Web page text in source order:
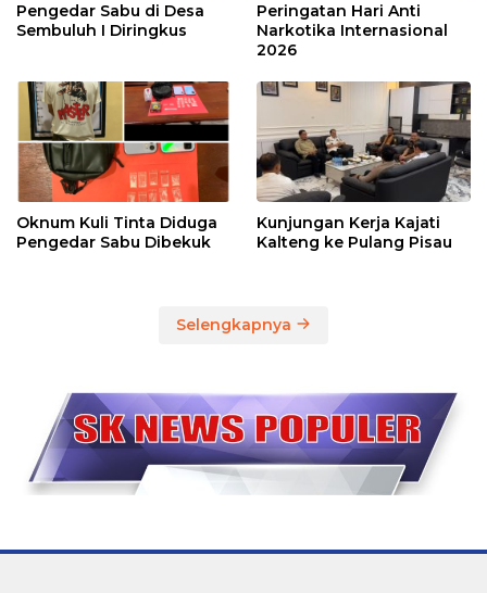
Pengedar Sabu di Desa
Sembuluh I Diringkus
Peringatan Hari Anti
Narkotika Internasional
2026
Oknum Kuli Tinta Diduga
Pengedar Sabu Dibekuk
Kunjungan Kerja Kajati
Kalteng ke Pulang Pisau
Selengkapnya